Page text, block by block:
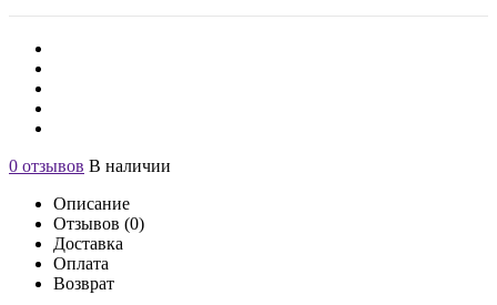
0 отзывов В наличии
Описание
Отзывов (0)
Доставка
Оплата
Возврат